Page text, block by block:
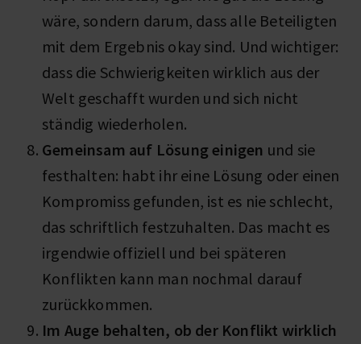
wäre, sondern darum, dass alle Beteiligten
mit dem Ergebnis okay sind. Und wichtiger:
dass die Schwierigkeiten wirklich aus der
Welt geschafft wurden und sich nicht
ständig wiederholen.
Gemeinsam auf Lösung einigen und sie
festhalten: habt ihr eine Lösung oder einen
Kompromiss gefunden, ist es nie schlecht,
das schriftlich festzuhalten. Das macht es
irgendwie offiziell und bei späteren
Konflikten kann man nochmal darauf
zurückkommen.
Im Auge behalten, ob der Konflikt wirklich